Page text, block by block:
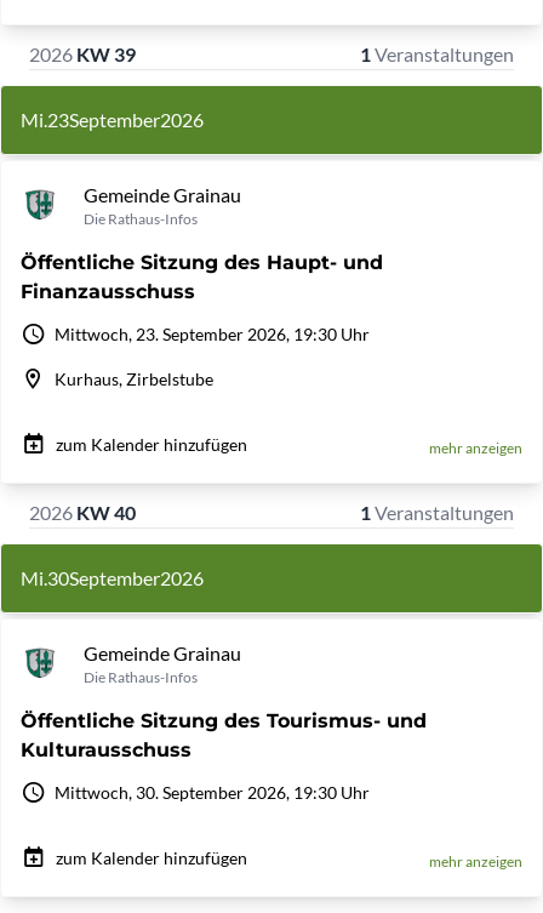
2026 KW 39 1Veranstaltungen
Mi.23September2026
Gemeinde Grainau
Die Rathaus-Infos
Öffentliche Sitzung des Haupt- und
Finanzausschuss
Mittwoch, 23. September 2026, 19:30 Uhr
Kurhaus, Zirbelstube
zum Kalender hinzufügen mehr anzeigen
2026 KW 40 1Veranstaltungen
Mi.30September2026
Gemeinde Grainau
Die Rathaus-Infos
Öffentliche Sitzung des Tourismus- und
Kulturausschuss
Mittwoch, 30. September 2026, 19:30 Uhr
zum Kalender hinzufügen mehr anzeigen